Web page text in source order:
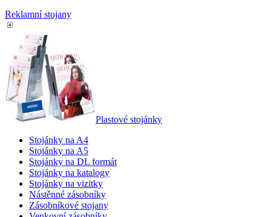
Reklamní stojany
Plastové stojánky
Stojánky na A4
Stojánky na A5
Stojánky na DL formát
Stojánky na katalogy
Stojánky na vizitky
Nástěnné zásobníky
Zásobníkové stojany